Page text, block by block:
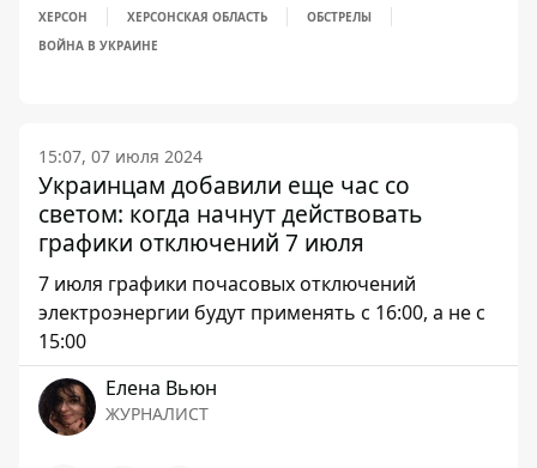
ХЕРСОН ХЕРСОНСКАЯ ОБЛАСТЬ
ОБСТРЕЛЫ
ВОЙНА В УКРАИНЕ
15:07, 07 июля 2024
Украинцам добавили еще час со
светом: когда начнут действовать
графики отключений 7 июля
7 июля графики почасовых отключений
электроэнергии будут применять с 16:00, а не с
15:00
Елена Вьюн
ЖУРНАЛИСТ